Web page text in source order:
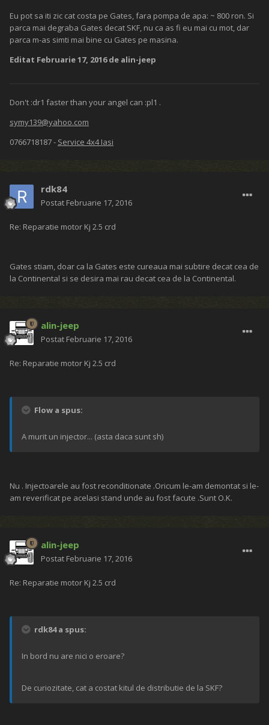
Eu pot sa iti zic cat costa pe Gates, fara pompa de apa: ~ 800 ron. Si
parca mai degraba Gates decat SKF, nu ca as fi eu mai cu mot, dar
parca m-as simti mai bine cu Gates pe masina.
Editat Februarie 17, 2016de alin-jeep
Don't :dr1 faster than your angel can :pl1 .
symy139@yahoo.com
0766718187 - Service 4x4 Iasi
rdk84
Postat Februarie 17, 2016
Re: Reparatie motor Kj 2.5 crd
Gates stiam, doar ca la Gates este cureaua mai subtire decat cea de
la Continental si se desira mai rau decat cea de la Continental.
alin-jeep
Postat Februarie 17, 2016
Re: Reparatie motor Kj 2.5 crd
Flow a spus:
A murit un injector... (asta daca sunt sh)
Nu . Injectoarele au fost reconditionate .Oricum le-am demontat si le-
am reverificat pe acelasi stand unde au fost facute .Sunt O.K.
alin-jeep
Postat Februarie 17, 2016
Re: Reparatie motor Kj 2.5 crd
rdk84 a spus:
In bord nu are nici o eroare?
De curiozitate, cat a costat kitul de distributie de la SKF?